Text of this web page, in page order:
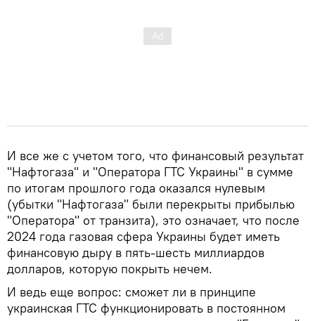
И все же с учетом того, что финансовый результат
"Нафтогаза" и "Оператора ГТС Украины" в сумме
по итогам прошлого года оказался нулевым
(убытки "Нафтогаза" были перекрыты прибылью
"Оператора" от транзита), это означает, что после
2024 года газовая сфера Украины будет иметь
финансовую дыру в пять-шесть миллиардов
долларов, которую покрыть нечем.
И ведь еще вопрос: сможет ли в принципе
украинская ГТС функционировать в постоянном